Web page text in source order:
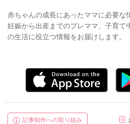
赤ちゃんの成長にあったママに必要な
妊娠から出産までのプレママ、子育て
の生活に役立つ情報をお届けします。
記事制作への取り組み